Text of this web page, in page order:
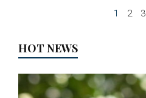
1 2 3
HOT NEWS